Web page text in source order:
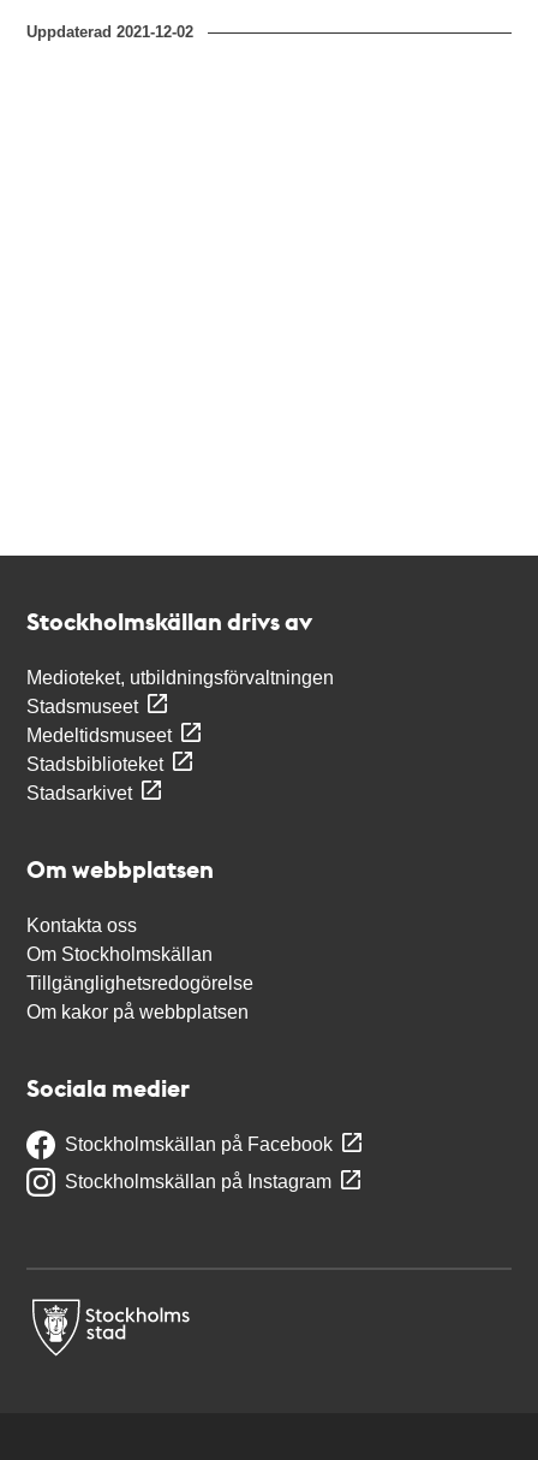
Uppdaterad2021-12-02
Stockholmskällan drivs av
Medioteket, utbildningsförvaltningen
Stadsmuseet
Medeltidsmuseet
Stadsbiblioteket
Stadsarkivet
Om webbplatsen
Kontakta oss
Om Stockholmskällan
Tillgänglighetsredogörelse
Om kakor på webbplatsen
Sociala medier
Stockholmskällan på Facebook
Stockholmskällan på Instagram